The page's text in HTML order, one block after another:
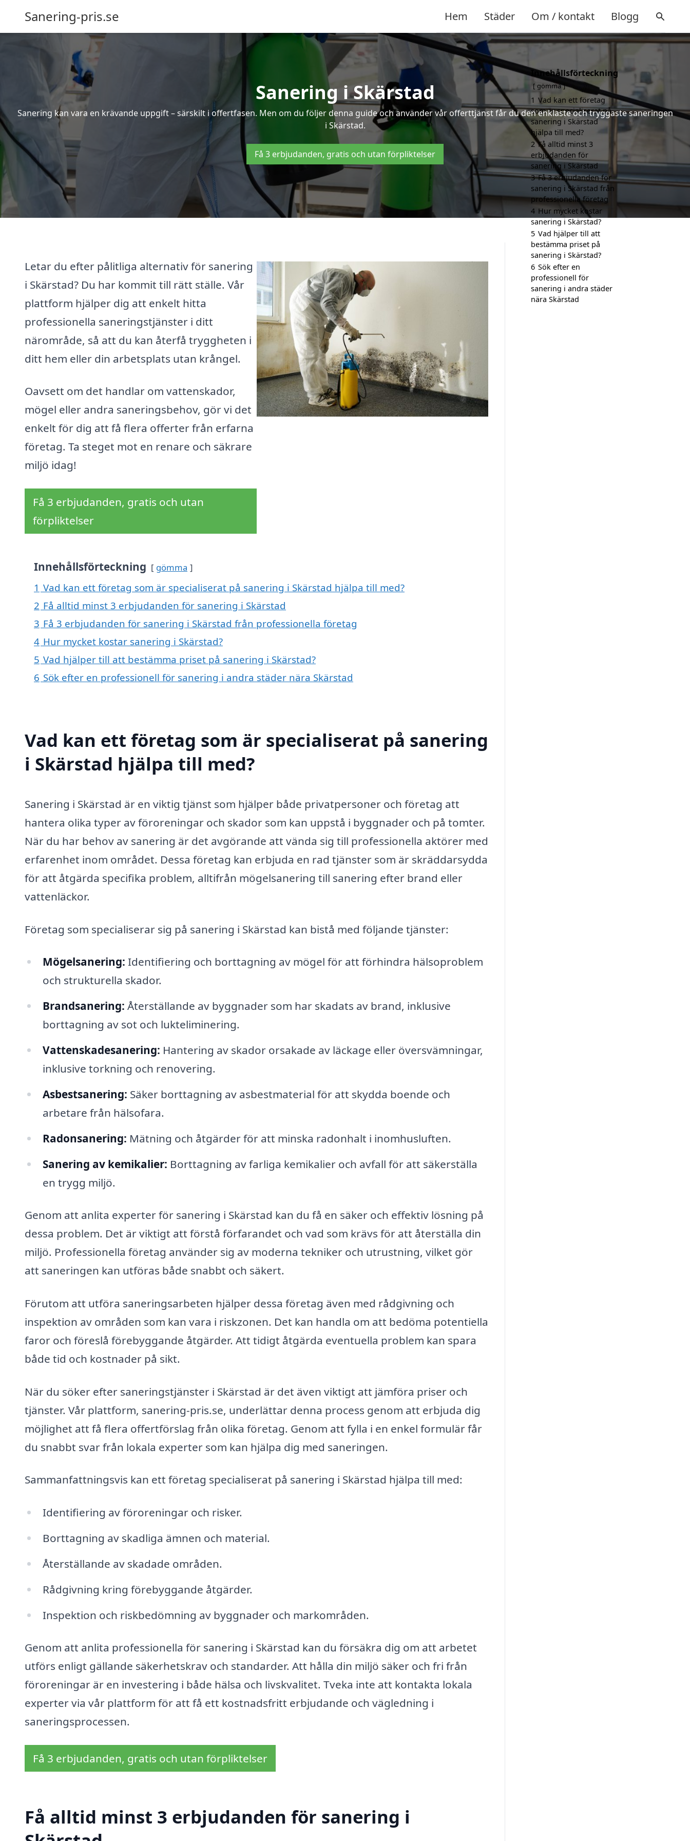
Sanering-pris.se Hem Städer Om / kontakt Blogg
Sanering i Skärstad
Sanering kan vara en krävande uppgift – särskilt i offertfasen. Men om du följer denna guide och använder vår offerttjänst får du den enklaste och tryggaste saneringen
i Skärstad.
Få 3 erbjudanden, gratis och utan förpliktelser
Letar du efter pålitliga alternativ för sanering
i Skärstad? Du har kommit till rätt ställe. Vår
plattform hjälper dig att enkelt hitta
professionella saneringstjänster i ditt
närområde, så att du kan återfå tryggheten i
ditt hem eller din arbetsplats utan krångel.
Oavsett om det handlar om vattenskador,
mögel eller andra saneringsbehov, gör vi det
enkelt för dig att få flera offerter från erfarna
företag. Ta steget mot en renare och säkrare
miljö idag!
Få 3 erbjudanden, gratis och utan
förpliktelser
Innehållsförteckning gömma
1 Vad kan ett företag som är specialiserat på sanering i Skärstad hjälpa till med?
2 Få alltid minst 3 erbjudanden för sanering i Skärstad
3 Få 3 erbjudanden för sanering i Skärstad från professionella företag
4 Hur mycket kostar sanering i Skärstad?
5 Vad hjälper till att bestämma priset på sanering i Skärstad?
6 Sök efter en professionell för sanering i andra städer nära Skärstad
Vad kan ett företag som är specialiserat på sanering
i Skärstad hjälpa till med?
Sanering i Skärstad är en viktig tjänst som hjälper både privatpersoner och företag att
hantera olika typer av föroreningar och skador som kan uppstå i byggnader och på tomter.
När du har behov av sanering är det avgörande att vända sig till professionella aktörer med
erfarenhet inom området. Dessa företag kan erbjuda en rad tjänster som är skräddarsydda
för att åtgärda specifika problem, alltifrån mögelsanering till sanering efter brand eller
vattenläckor.
Företag som specialiserar sig på sanering i Skärstad kan bistå med följande tjänster:
Mögelsanering: Identifiering och borttagning av mögel för att förhindra hälsoproblem
och strukturella skador.
Brandsanering: Återställande av byggnader som har skadats av brand, inklusive
borttagning av sot och lukteliminering.
Vattenskade­sanering: Hantering av skador orsakade av läckage eller översvämningar,
inklusive torkning och renovering.
Asbestsanering: Säker borttagning av asbestmaterial för att skydda boende och
arbetare från hälsofara.
Radonsanering: Mätning och åtgärder för att minska radonhalt i inomhusluften.
Sanering av kemikalier: Borttagning av farliga kemikalier och avfall för att säkerställa
en trygg miljö.
Genom att anlita experter för sanering i Skärstad kan du få en säker och effektiv lösning på
dessa problem. Det är viktigt att förstå förfarandet och vad som krävs för att återställa din
miljö. Professionella företag använder sig av moderna tekniker och utrustning, vilket gör
att saneringen kan utföras både snabbt och säkert.
Förutom att utföra saneringsarbeten hjälper dessa företag även med rådgivning och
inspektion av områden som kan vara i riskzonen. Det kan handla om att bedöma potentiella
faror och föreslå förebyggande åtgärder. Att tidigt åtgärda eventuella problem kan spara
både tid och kostnader på sikt.
När du söker efter saneringstjänster i Skärstad är det även viktigt att jämföra priser och
tjänster. Vår plattform, sanering-pris.se, underlättar denna process genom att erbjuda dig
möjlighet att få flera offertförslag från olika företag. Genom att fylla i en enkel formulär får
du snabbt svar från lokala experter som kan hjälpa dig med saneringen.
Sammanfattningsvis kan ett företag specialiserat på sanering i Skärstad hjälpa till med:
Identifiering av föroreningar och risker.
Borttagning av skadliga ämnen och material.
Återställande av skadade områden.
Rådgivning kring förebyggande åtgärder.
Inspektion och riskbedömning av byggnader och markområden.
Genom att anlita professionella för sanering i Skärstad kan du försäkra dig om att arbetet
utförs enligt gällande säkerhetskrav och standarder. Att hålla din miljö säker och fri från
föroreningar är en investering i både hälsa och livskvalitet. Tveka inte att kontakta lokala
experter via vår plattform för att få ett kostnadsfritt erbjudande och vägledning i
saneringsprocessen.
Få 3 erbjudanden, gratis och utan förpliktelser
Få alltid minst 3 erbjudanden för sanering i
Innehållsförteckning
gömma
1 Vad kan ett företag
som är specialiserat på
sanering i Skärstad
hjälpa till med?
2 Få alltid minst 3
erbjudanden för
sanering i Skärstad
3 Få 3 erbjudanden för
sanering i Skärstad från
professionella företag
4 Hur mycket kostar
sanering i Skärstad?
5 Vad hjälper till att
bestämma priset på
sanering i Skärstad?
6 Sök efter en
professionell för
sanering i andra städer
nära Skärstad